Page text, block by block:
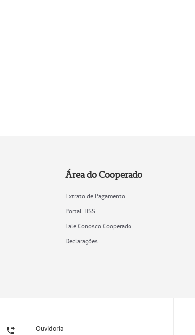
Área do Cooperado
Extrato de Pagamento
Portal TISS
Fale Conosco Cooperado
Declarações
Ouvidoria